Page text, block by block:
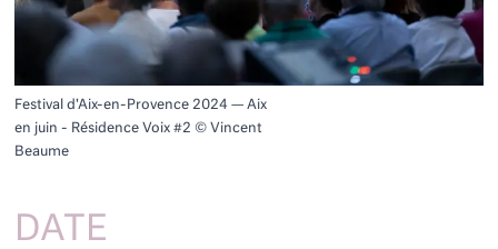
Festival d'Aix-en-Provence 2024 — Aix
en juin - Résidence Voix #2 © Vincent
Beaume
DATE